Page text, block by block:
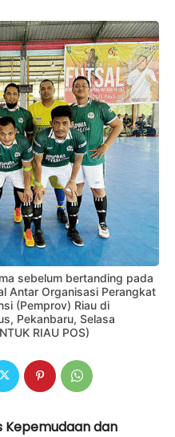
sebelum bertanding pada
Antar Organisasi Perangkat
(Pemprov) Riau di
Pekanbaru, Selasa
RIAU POS)
Kepemudaan dan